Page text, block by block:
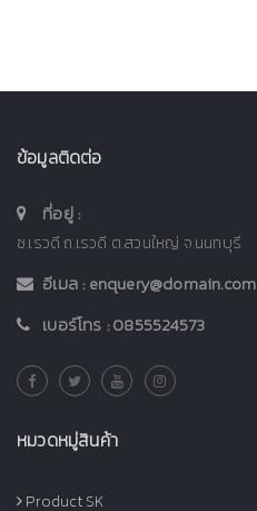
ข้อมูลติดต่อ
ที่อยู่ :
ซ.เรวดี ถ.เรวดี ต.สวนใหญ่ จ.นนทบุรี
อีเมล :enquery@domain.com
เบอร์โทร :0855524573
หมวดหมู่สินค้า
Product SK